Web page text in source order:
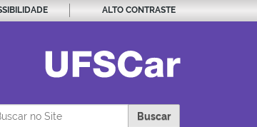
Busca
ALTO CONTRASTE